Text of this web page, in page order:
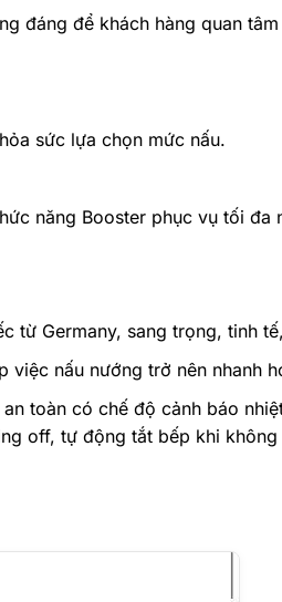
đáng để khách hàng quan
sức lựa chọn mức nấu.
năng Booster phục vụ tối đa
từ Germany, sang trọng, tinh
việc nấu nướng trở nên nhanh
toàn có chế độ cảnh báo
off, tự động tắt bếp khi